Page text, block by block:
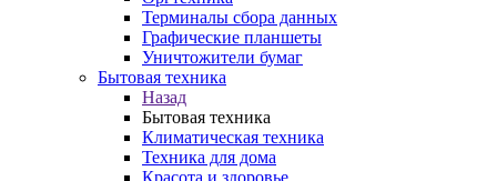
Терминалы сбора данных
Графические планшеты
Уничтожители бумаг
Бытовая техника
Назад
Бытовая техника
Климатическая техника
Техника для дома
Красота и здоровье